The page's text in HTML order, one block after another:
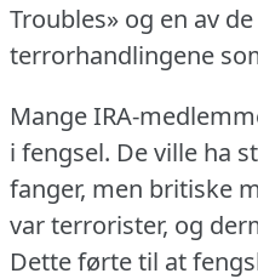
Troubles» og en av
terrorhandlingene
Mange IRA-
i fengsel. De ville ha
fanger, men britiske
var terrorister, og
Dette førte til at